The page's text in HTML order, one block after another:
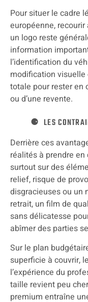
Pour situer le cadre
européenne,
un logo reste
information
l’identification du
modification
totale pour rester en
ou d’une revente.
LES
Derrière ces
réalités à prendre en
surtout sur des
relief, risque de
disgracieuses ou un
retrait, un film de
sans délicatesse
abîmer des parties
Sur le plan
superficie à couvrir,
l’expérience du
taille revient peu
premium entraîne